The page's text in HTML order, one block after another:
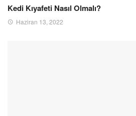
Kedi Kıyafeti Nasıl Olmalı?
Haziran 13, 2022